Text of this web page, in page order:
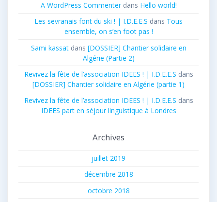
A WordPress Commenterdans Hello world!
Les sevranais font du ski ! | I.D.E.E.S dans Tous
ensemble, on s’en foot pas !
Sami kassatdans [DOSSIER] Chantier solidaire en
Algérie (Partie 2)
Revivez la fête de l’association IDEES ! | I.D.E.E.S dans
[DOSSIER] Chantier solidaire en Algérie (partie 1)
Revivez la fête de l’association IDEES ! | I.D.E.E.S dans
IDEES part en séjour linguistique à Londres
Archives
juillet 2019
décembre 2018
octobre 2018